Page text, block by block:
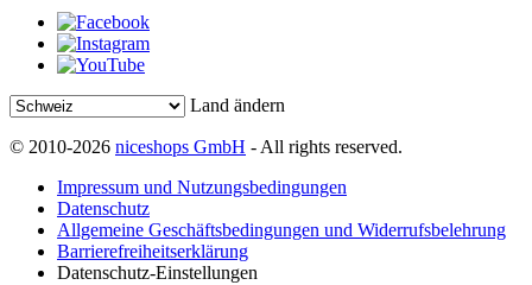
Land ändern
© 2010-2026 niceshops GmbH - All rights reserved.
Impressum und Nutzungsbedingungen
Datenschutz
Allgemeine Geschäftsbedingungen und Widerrufsbelehrung
Barrierefreiheitserklärung
Datenschutz-Einstellungen